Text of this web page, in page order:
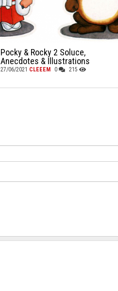
Pocky & Rocky 2 Soluce,
Anecdotes & Illustrations
27/06/2021 CLEEEM 0 215